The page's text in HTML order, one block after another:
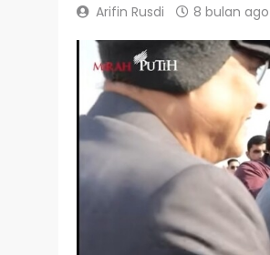
Arifin Rusdi 8 bulan ago